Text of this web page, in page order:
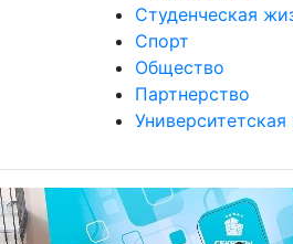
Студенческая
Спорт
Общество
Партнерство